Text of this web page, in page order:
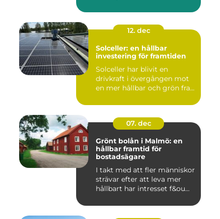
12. dec
Solceller: en hållbar
investering för framtiden
Solceller har blivit en
drivkraft i övergången mot
en mer hållbar och grön fra...
07. dec
Grönt bolån i Malmö: en
hållbar framtid för
bostadsägare
I takt med att fler människor
strävar efter att leva mer
hållbart har intresset f&ou...